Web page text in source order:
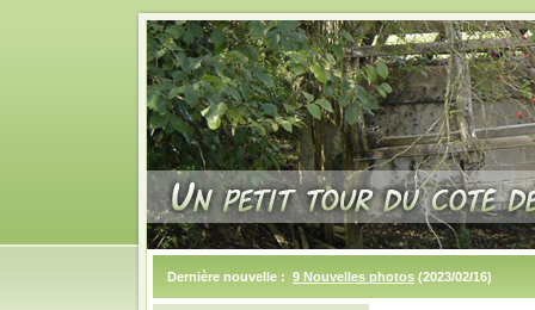
Dernière nouvelle : 9 Nouvelles photos (2023/02/16)